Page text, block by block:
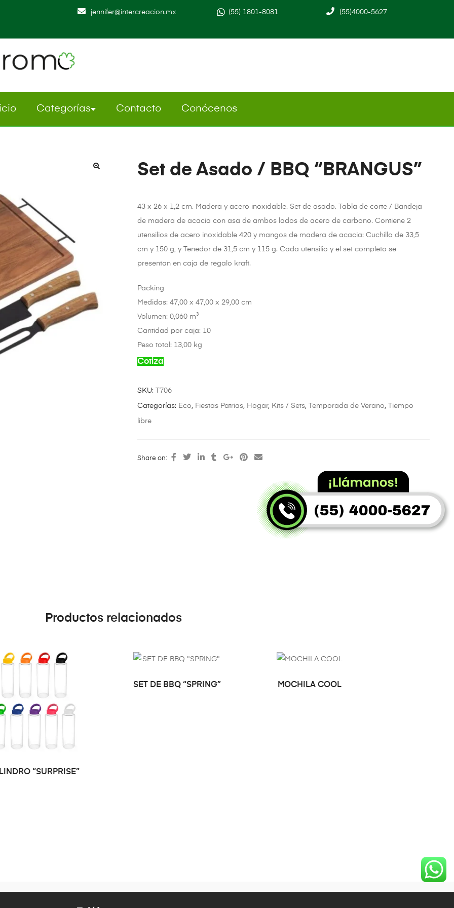
jennifer@intercreacion.mx (55) 1801-8081 (55)4000-5627
Categorías Contacto Conócenos
Set de Asado / BBQ “BRANGUS”
43 x 26 x 1,2 cm. Madera y acero inoxidable. Set de asado. Tabla de corte / Bandeja
de madera de acacia con asa de ambos lados de acero de carbono. Contiene 2
utensilios de acero inoxidable 420 y mangos de madera de acacia: Cuchillo de 33,5
cm y 150 g, y Tenedor de 31,5 cm y 115 g. Cada utensilio y el set completo se
presentan en caja de regalo kraft.
Packing
Medidas: 47,00 x 47,00 x 29,00 cm
Volumen: 0,060 m³
Cantidad por caja: 10
Peso total: 13,00 kg
Cotiza
SKU: T706
Categorías: Eco, Fiestas Patrias, Hogar, Kits / Sets, Temporada de Verano, Tiempo
libre
Share on:
Productos relacionados
OPCIONES
“SURPRISE”
SET DE BBQ “SPRING” OPCIONES
MOCHILA COOL